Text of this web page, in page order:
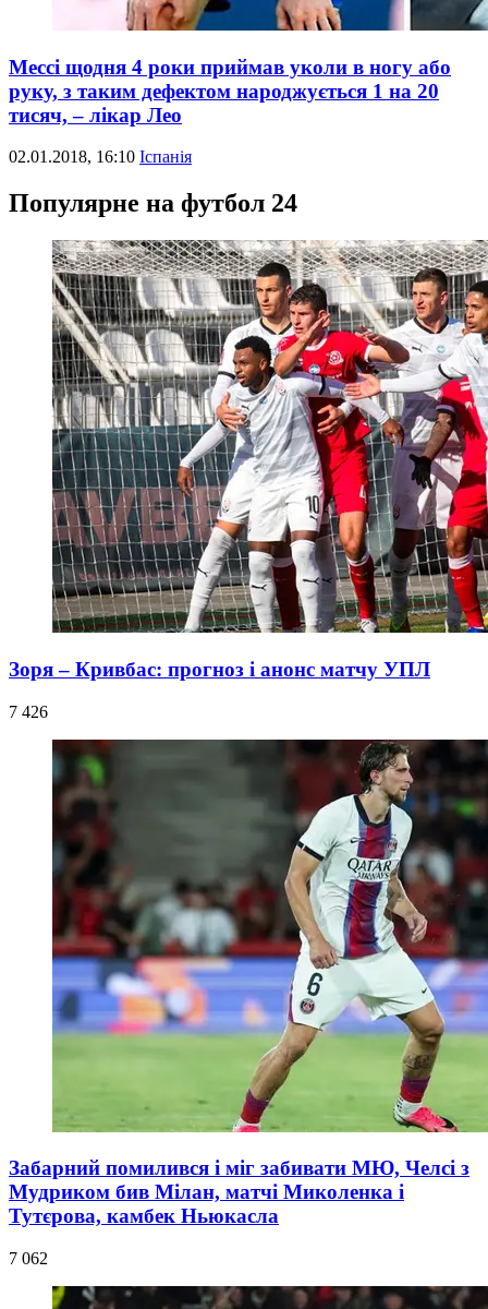
Мессі щодня 4 роки приймав уколи в ногу або
руку, з таким дефектом народжується 1 на 20
тисяч, – лікар Лео
02.01.2018, 16:10 Іспанія
Популярне на футбол 24
Зоря – Кривбас: прогноз і анонс матчу УПЛ
7 426
Забарний помилився і міг забивати МЮ, Челсі з
Мудриком бив Мілан, матчі Миколенка і
Тутєрова, камбек Ньюкасла
7 062